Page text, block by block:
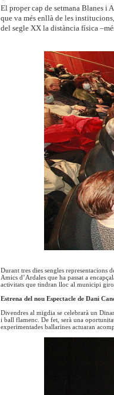
El proper cap de setmana Blanes i
que va més enllà de les
del segle XX la distància física
Durant tres dies sengles representacions
Amics d’Ardales que ha passat a
activitats que tindran lloc al municipi
Estrena del nou Espectacle de Dani
Divendres al migdia se celebrarà un
i ball flamenc. De fet, serà una
experimentades ballarines actuaran